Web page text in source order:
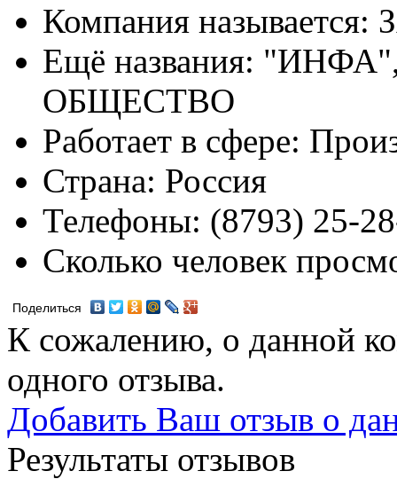
Компания называется:
Ещё названия:
ОБЩЕСТВО
Работает в сфере:
Страна: Россия
Телефоны: (8793) 25-
Сколько человек
Поделиться
К сожалению, о данной
одного отзыва.
Добавить Ваш отзыв о
Результаты отзывов